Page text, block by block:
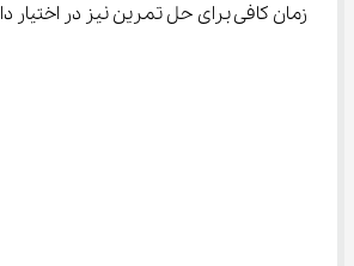
زمان کافی برای حل تمرین نیز در اختیار